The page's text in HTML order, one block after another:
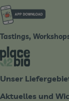
Tastings,
Externer
Unser
Aktuelles und